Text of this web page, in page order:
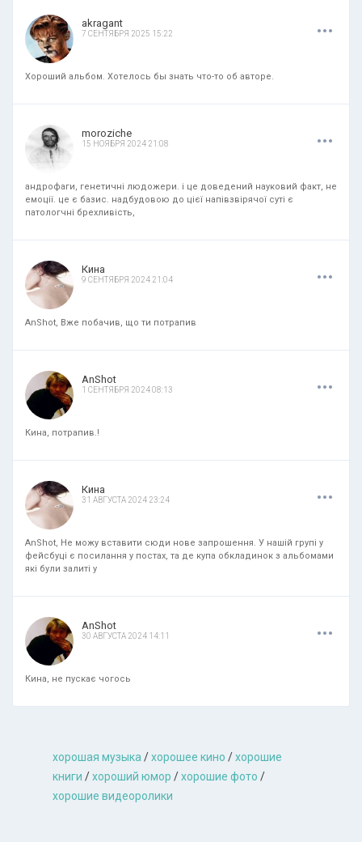
akragant
7 СЕНТЯБРЯ 2025 15:22 ...
Хороший альбом. Хотелось бы знать что-то об авторе.
moroziche
15 НОЯБРЯ 2024 21:08 ...
андрофаги, генетичні людожери. і це доведений науковий факт, не
емоції. це є базис. надбудовою до цієї напівзвірячої суті є
патологчні брехливість,
Кина
9 СЕНТЯБРЯ 2024 21:04 ...
AnShot, Вже побачив, що ти потрапив
AnShot
1 СЕНТЯБРЯ 2024 08:13 ...
Кина, потрапив.!
Кина
31 АВГУСТА 2024 23:24 ...
AnShot, Не можу вставити сюди нове запрошення. У нашій групі у
фейсбуці є посилання у постах, та де купа обкладинок з альбомами
які були залиті у
AnShot
30 АВГУСТА 2024 14:11 ...
Кина, не пускає чогось
хорошая музыкa /хорошее кино /хорошие
книги /хороший юмор /хорошие фото /
хорошие видеоролики